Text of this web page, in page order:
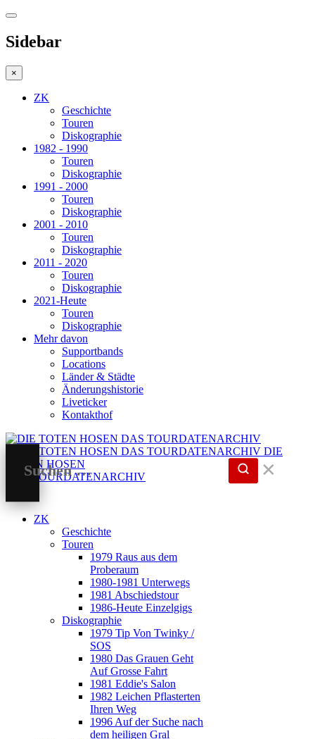
Sidebar
×
ZK
Geschichte
Touren
Diskographie
1982 - 1990
Touren
Diskographie
1991 - 2000
Touren
Diskographie
2001 - 2010
Touren
Diskographie
2011 - 2020
Touren
Diskographie
2021-Heute
Touren
Diskographie
Mehr davon
Supportbands
Locations
Länder & Städte
Änderungshistorie
Liveticker
Kontakthof
DIE
TOTEN HOSEN
DAS TOURDATENARCHIV
✕
ZK
Geschichte
Touren
1979 Raus aus dem
Proberaum
1980-1981 Unterwegs
1981 Abschiedstour
1986-Heute Einzelgigs
Diskographie
1979 Tip Von Twinky /
SOS
1980 Das Grauen Geht
Auf Grosse Fahrt
1981 Eddie's Salon
1982 Leichen Pflasterten
Ihren Weg
1996 Auf der Suche nach
dem heiligen Gral